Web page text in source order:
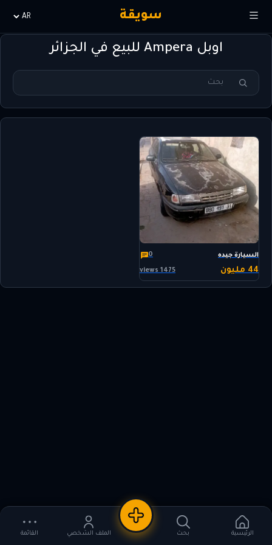
سويقة
la
الرئيسية بحث
إعلان جديد
الملف الشخصي القائمة
اوبل Ampera للبيع في الجزائر
السيارة جيده 0
44 مليون 1475 views